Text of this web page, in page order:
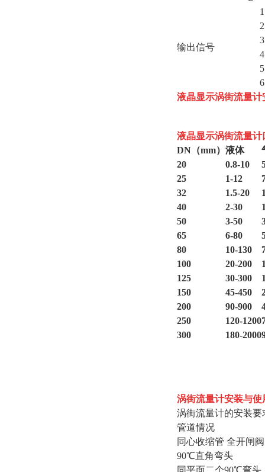
输出信号
1
2
3
4
5
6
液晶显示涡街流量计
液晶显示涡街流量计
DN（mm） 液体
20
0.8-10
25
1-12
32
1.5-20
40
2-30
50
3-50
65
6-80
80
10-130
100
20-200
125
30-300
150
45-450
200
90-900
250
120-1200
300
180-2000
涡街流量计安装与使
涡街流量计的安装
管道情况
同心收缩管 全开闸阀
90℃直角弯头
同平面二个90℃弯头